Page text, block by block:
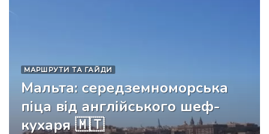
МАРШРУТИ ТА ГАЙДИ
Мальта: середземноморська
піца від англійського шеф-
кухаря 🇲🇹